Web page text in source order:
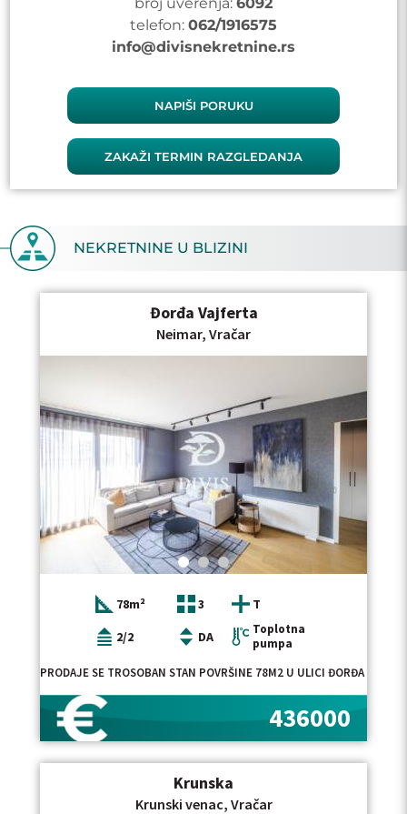
telefon: 062/1916575
info@divisnekretnine.rs
NAPIŠI PORUKU
ZAKAŽI TERMIN RAZGLEDANJA
NEKRETNINE U BLIZINI
Đorđa Vajferta
Neimar, Vračar
78m² 3
T
2/2
DA
Toplotna
pumpa
PRODAJE SE TROSOBAN STAN POVRŠINE 78M2 U ULICI ĐORĐA
436000
Krunska
Krunski venac, Vračar